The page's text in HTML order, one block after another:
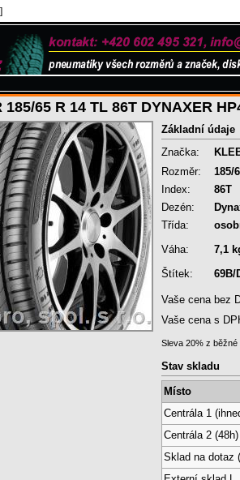
185/65 R 14 TL 86T DYNAXER
Základní údaje
Značka:
Rozměr:
185/
Index:
86T
Dezén:
Třída:
Váha: 7,1
Štítek: 69B/
Vaše cena bez
Vaše cena s
Sleva 20% z běžné
Stav skladu
Místo
Centrála 1
Centrála 2 (48h)
Sklad na dotaz